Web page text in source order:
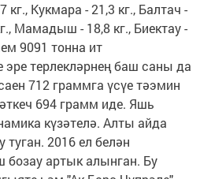
кг., Кукмара - 21,3 кг., Балтач -
Мамадыш - 18,8 кг., Биектау -
9091 тонна ит
эре терлекләрнең баш саны да
712 граммга үсүе тәэмин
694 грамм иде. Яшь
күзәтелә. Алты айда
2016 ел белән
артык алынган. Бу